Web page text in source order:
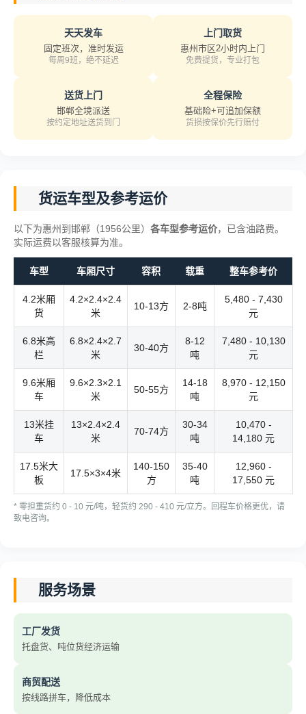
天天发车
固定班次，准时发运
每周9班，绝不延迟
上门取货
惠州市区2小时内上门
免费提货，专业打包
送货上门
邯郸全境派送
按约定地址送货到门
全程保险
基础险+可追加保额
货损按保价先行赔付
货运车型及参考运价
以下为惠州到邯郸（1956公里） 各车型参考运价，已含油路费。
实际运费以客服核算为准。
车型 车厢尺寸 容积 载重 整车参考价
4.2米厢
货
4.2×2.4×2.4
米
10-13方 2-8吨
5,480 - 7,430
元
6.8米高
栏
6.8×2.4×2.7
米
30-40方
8-12
吨
7,480 - 10,130
元
9.6米厢
车
9.6×2.3×2.1
米
50-55方
14-18
吨
8,970 - 12,150
元
13米挂
车
13×2.4×2.4
米
70-74方
30-34
吨
10,470 -
14,180 元
17.5米大
板
17.5×3×4米
140-150
方
35-40
吨
12,960 -
17,550 元
* 零担重货约 0 - 10 元/吨，轻货约 290 - 410 元/立方。回程车价格更优，请
致电咨询。
服务场景
工厂发货
托盘货、吨位货经济运输
商贸配送
按线路拼车，降低成本